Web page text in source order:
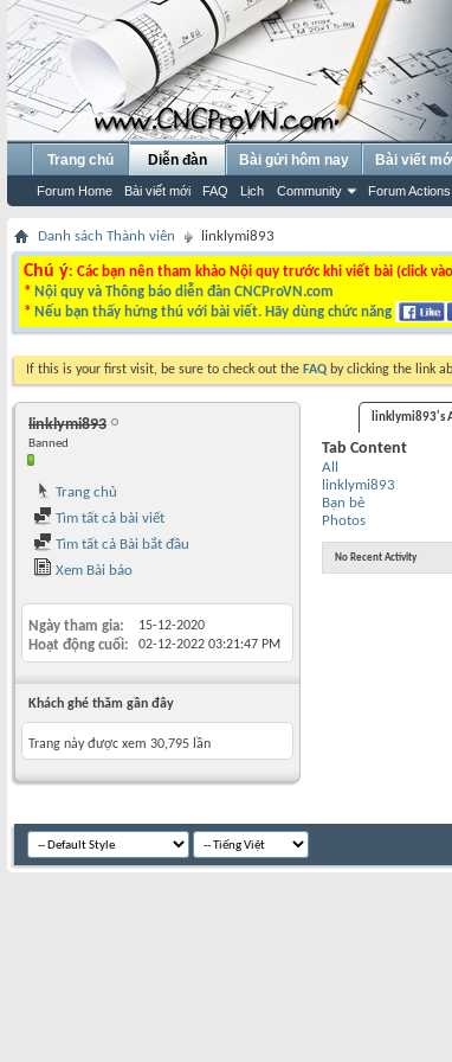
Trang chủ Diễn đàn
Forum Home Bài viết mới FAQ Lịch Community Forum Actions
Bài gửi hôm nay Bài viết
Danh sách Thành viên linklymi893
Chú ý: Các bạn nên tham khảo Nội quy trước khi viết bài (click
* Nội quy và Thông báo diễn đàn CNCProVN.com
* Nếu bạn thấy hứng thú với bài viết. Hãy dùng chức năng
If this is your first visit, be sure to check out the FAQ by clicking the link
linklymi893
Banned
Trang chủ
Tìm tất cả bài viết
Tìm tất cả Bài bắt đầu
Xem Bài báo
Ngày tham gia 15-12-2020
Hoạt động cuối 02-12-2022 03:21:47 PM
Khách ghé thăm gần đây
Trang này được xem 30,795 lần
linklymi893's
Tab Content
All
linklymi893
Bạn bè
Photos
No Recent Activity